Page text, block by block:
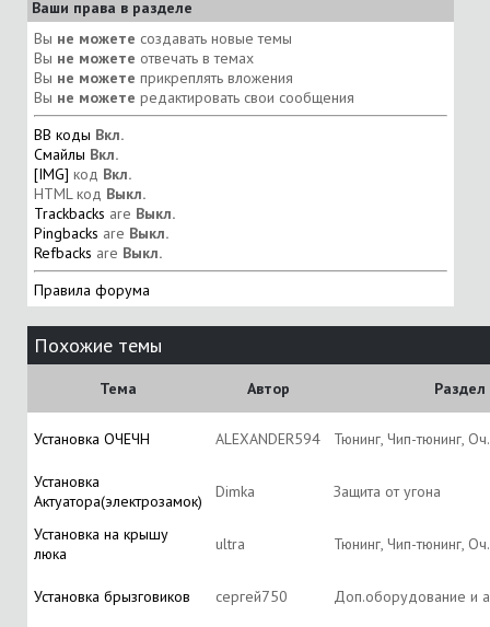
Ваши права в разделе
Вы не можете создавать новые темы
Вы не можете отвечать в темах
Вы не можете прикреплять вложения
Вы не можете редактировать свои сообщения
BB коды Вкл.
Смайлы Вкл.
[IMG] код Вкл.
HTML код Выкл.
Trackbacks are Выкл.
Pingbacks are Выкл.
Refbacks are Выкл.
Правила форума
Похожие темы
Тема Автор Раздел
Установка ОЧЕЧН ALEXANDER594 Тюнинг, Чип-тюнинг,
Установка
Актуатора(электрозамок)
Dimka Защита от угона
Установка на крышу
люка
ultra Тюнинг, Чип-тюнинг,
Установка брызговиков сергей750 Доп.оборудование и